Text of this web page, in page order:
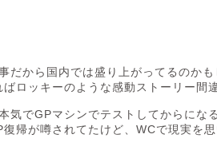
だから国内では盛り上がってるのか
ロッキーのような感動ストーリー間
気でGPマシンでテストしてからにな
帰が噂されてたけど、WCで現実を